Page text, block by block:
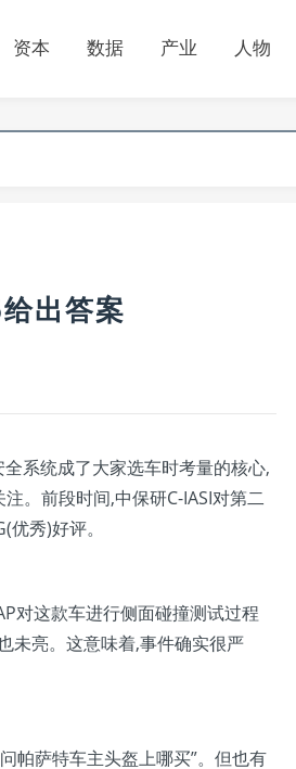
资本 数据 产业 人物
出答案
系统成了大家选车时考量的核心,
。前段时间,中保研C-IASI对第二
秀)好评。
对这款车进行侧面碰撞测试过程
未亮。这意味着,事件确实很严
帕萨特车主头盔上哪买”。但也有